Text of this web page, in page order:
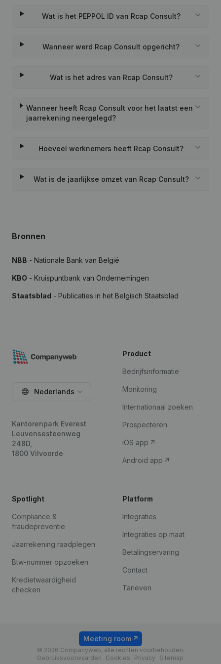
Wat is het PEPPOL ID van Rcap Consult?
Wanneer werd Rcap Consult opgericht?
Wat is het adres van Rcap Consult?
Wanneer heeft Rcap Consult voor het laatst een
jaarrekening neergelegd?
Hoeveel werknemers heeft Rcap Consult?
Wat is de jaarlijkse omzet van Rcap Consult?
Bronnen
NBB - Nationale Bank van België
KBO - Kruispuntbank van Ondernemingen
Staatsblad - Publicaties in het Belgisch Staatsblad
Nederlands
Kantorenpark Everest
Leuvensesteenweg
248D,
1800 Vilvoorde
Product
Bedrijfsinformatie
Monitoring
Internationaal zoeken
Prospecteren
iOS app
Android app
Spotlight
Compliance &
fraudepreventie
Jaarrekening raadplegen
Btw-nummer opzoeken
Kredietwaardigheid
checken
Platform
Integraties
Integraties op maat
Betalingservaring
Contact
Tarieven
© 2026 Companyweb, alle rechten voorbehouden.
Gebruiksvoorwaarden
Cookies Privacy Sitemap
Meeting room